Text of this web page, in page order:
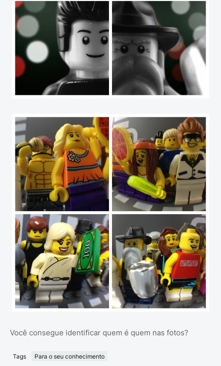
Você consegue identificar quem é quem nas fotos?
Tags Para o seu conhecimento